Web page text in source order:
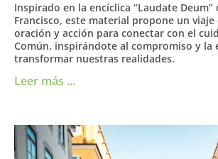
Inspirado en la encíclica “Laudate Deum”
Francisco, este material propone un
oración y acción para conectar con el
Común, inspirándote al compromiso y la
transformar nuestras realidades.
Leer más ...